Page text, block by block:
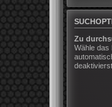
Zu
Wähle das
deaktivierst.